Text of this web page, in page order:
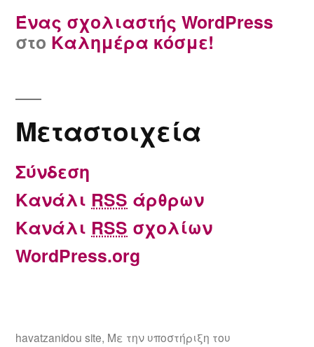
Ένας σχολιαστής WordPress
στο Καλημέρα κόσμε!
Μεταστοιχεία
Σύνδεση
Κανάλι RSS άρθρων
Κανάλι RSS σχολίων
WordPress.org
havatzanidou site, Με την υποστήριξη του